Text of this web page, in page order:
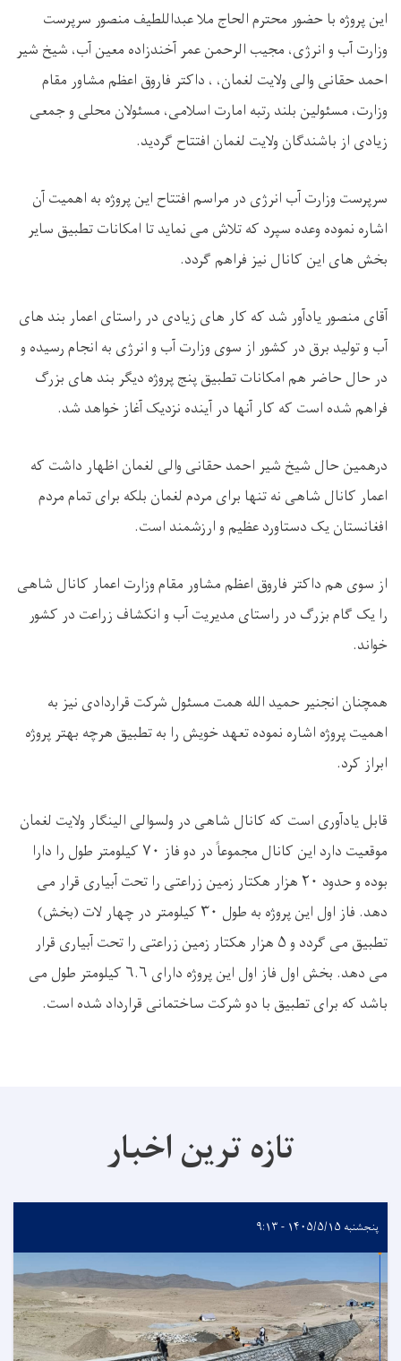
این پروژه با حضور محترم الحاج ملا عبداللطیف منصور سرپرست
وزارت آب و انرژی، مجیب الرحمن عمر آخندزاده معین آب، شیخ شیر
احمد حقانی والی ولایت لغمان، ، داکتر فاروق اعظم مشاور مقام
وزارت، مسئولین بلند رتبه امارت اسلامی، مسئولان محلی و جمعی
زیادی از باشندگان ولایت لغمان افتتاح گردید.
سرپرست وزارت آب انرژی در مراسم افتتاح این پروژه به اهمیت آن
اشاره نموده وعده سپرد که تلاش می نماید تا امکانات تطبیق سایر
بخش های این کانال نیز فراهم گردد.
آقای منصور یادآور شد که کار های زیادی در راستای اعمار بند های
آب و تولید برق در کشور از سوی وزارت آب و انرژی به انجام رسیده و
در حال حاضر هم امکانات تطبیق پنج پروژه دیگر بند های بزرگ
فراهم شده است که کار آنها در آینده نزدیک آغاز خواهد شد.
درهمین حال شیخ شیر احمد حقانی والی لغمان اظهار داشت که
اعمار کانال شاهی نه تنها برای مردم لغمان بلکه برای تمام مردم
افغانستان یک دستاورد عظیم و ارزشمند است.
از سوی هم داکتر فاروق اعظم مشاور مقام وزارت اعمار کانال شاهی
را یک گام بزرگ در راستای مدیریت آب و انکشاف زراعت در کشور
خواند.
همچنان انجنیر حمید الله همت مسئول شرکت قراردادی نیز به
اهمیت پروژه اشاره نموده تعهد خویش را به تطبیق هرچه بهتر پروژه
ابراز کرد.
قابل یادآوری است که کانال شاهی در ولسوالی الینگار ولایت لغمان
موقعیت دارد این کانال مجموعاََ در دو فاز ۷۰ کیلومتر طول را دارا
بوده و حدود ۲۰ هزار هکتار زمین زراعتی را تحت آبیاری قرار می
دهد. فاز اول این پروژه به طول ۳۰ کیلومتر در چهار لات (بخش)
تطبیق می گردد و ۵ هزار هکتار زمین زراعتی را تحت آبیاری قرار
می دهد. بخش اول فاز اول این پروژه دارای ۶.۶ کیلومتر طول می
باشد که برای تطبیق با دو شرکت ساختمانی قرارداد شده است.
تازه ترین اخبار
پنجشنبه ۱۴۰۵/۵/۱۵ - ۹:۱۳